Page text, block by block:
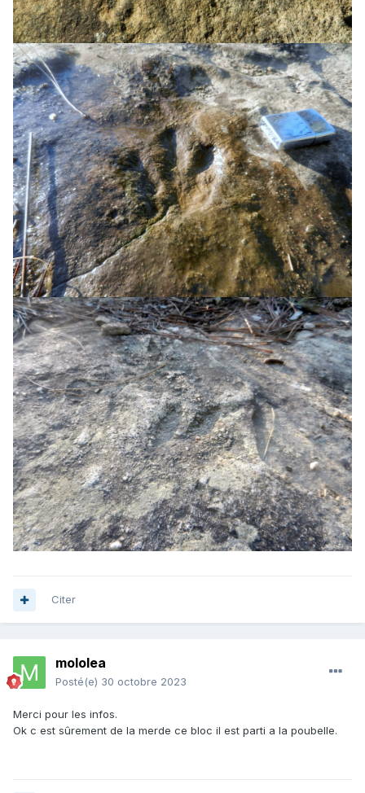
Citer
mololea
Posté(e) 30 octobre 2023
Merci pour les infos.
Ok c est sûrement de la merde ce bloc il est parti a la poubelle.